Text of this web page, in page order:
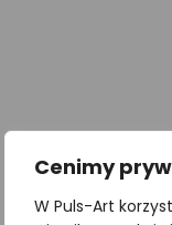
Cenimy
W Puls-Art